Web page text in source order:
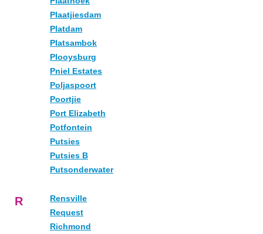
Plaatjiesdam
Platdam
Platsambok
Plooysburg
Pniel Estates
Poljaspoort
Poortjie
Port Elizabeth
Potfontein
Putsies
Putsies B
Putsonderwater
R
Rensville
Request
Richmond